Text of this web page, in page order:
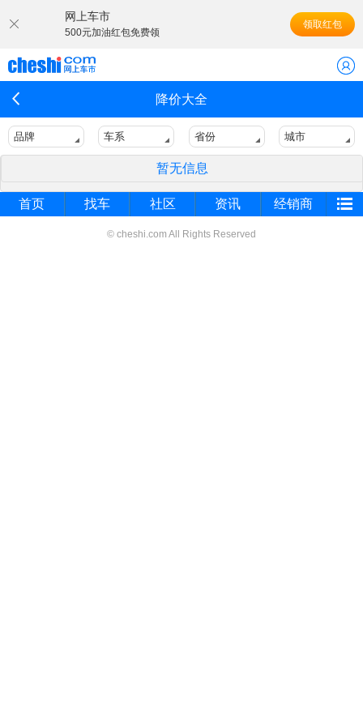
网上车市
500元加油红包免费领
领取红包
降价大全
品牌 车系 省份 城市
暂无信息
首页 找车 社区 资讯 经销商
© cheshi.com All Rights Reserved